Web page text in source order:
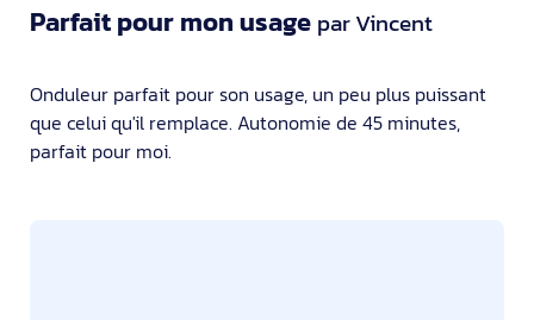
Parfait pour mon usage par Vincent
Onduleur parfait pour son usage, un peu plus puissant
que celui qu'il remplace. Autonomie de 45 minutes,
parfait pour moi.